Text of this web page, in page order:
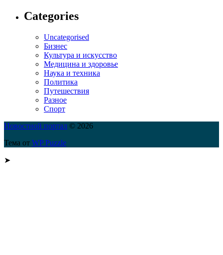
Categories
Uncategorised
Бизнес
Культура и искусство
Медицина и здоровье
Наука и техника
Политика
Путешествия
Разное
Спорт
Новостной портал © 2026
Тема от WP Puzzle
➤